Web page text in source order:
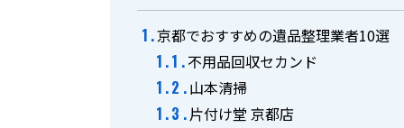
京都でおすすめの遺品整理業者10選
不用品回収セカンド
山本清掃
片付け堂 京都店